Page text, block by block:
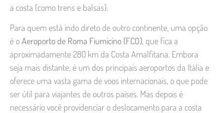
a costa (como trens e balsas).
Para quem está indo direto de outro continente, uma opção
é oAeroporto de Roma Fiumicino (FCO), que fica a
aproximadamente 280 km da Costa Amalfitana. Embora
seja mais distante, é um dos principais aeroportos da Itália e
oferece uma vasta gama de voos internacionais, o que pode
ser útil para viajantes de outros países. Mas depois é
necessário você providenciar o deslocamento para a costa